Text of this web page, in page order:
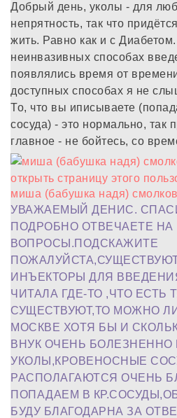
Добрый день, уколы - для
непрятность, так что
жить. Равно как и с
неинвазивных способах
появлялись время от
доступных способах я не
То, что вы иписываете
сосуда) - это нормально, так
главное - не бойтесь, со
миша (бабушка надя) смолков
УВАЖАЕМЫЙ ДЕНИС.
ПОДРОБНО ОТВЕЧАЕТЕ НА
ВОПРОСЫ.ПОДСКАЖИТЕ
ИНЪЕКТОРЫ ДЛЯ
ЧИТАЛА ГДЕ-ТО ,ЧТО ЕСТЬ
СУЩЕСТВУЮТ,ТО МОЖНО
МОСКВЕ ХОТЯ БЫ И
ВНУК ОЧЕНЬ БОЛЕЗНЕННО
УКОЛЫ,КРОВЕНОСНЫЕ
РАСПОЛАГАЮТСЯ ОЧЕНЬ
ПОПАДАЕМ В
БУДУ БЛАГОДАРНА ЗА